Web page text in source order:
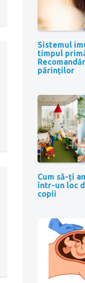
Sistemul
timpul
părinților
Cum să-ți
într-un loc
copii